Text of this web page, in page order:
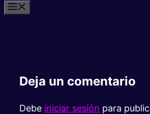
Deja un comentario
Debe iniciar sesión para